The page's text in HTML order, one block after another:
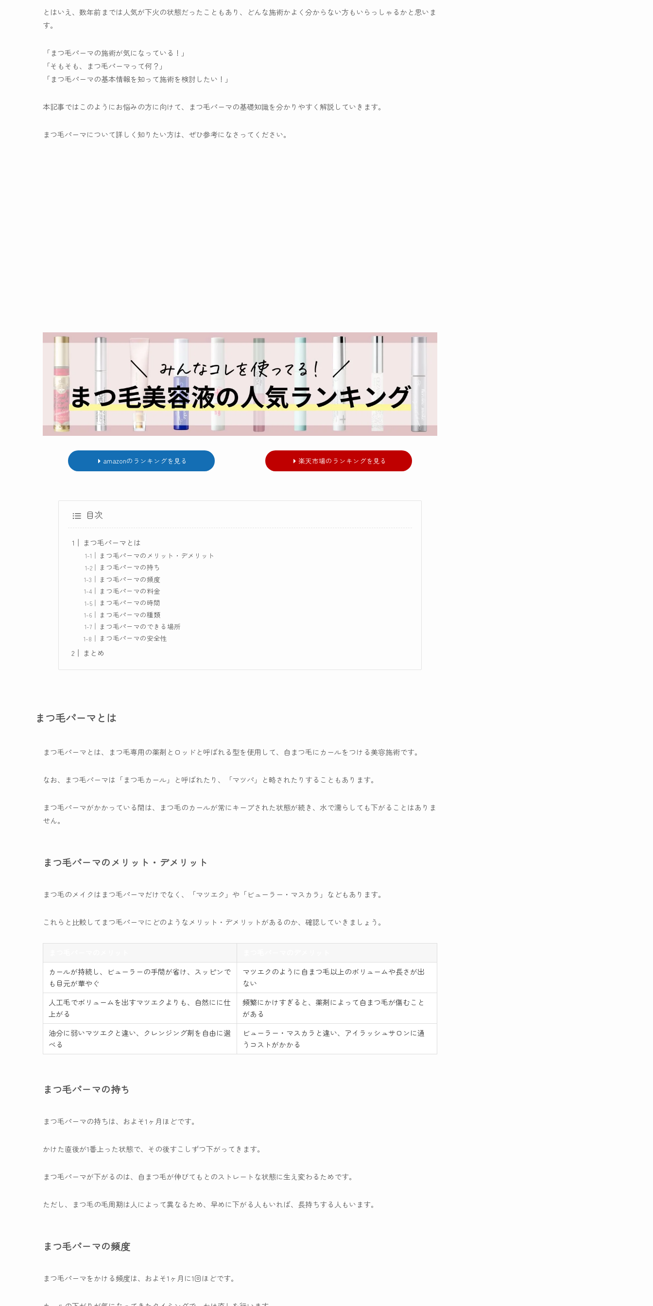
とはいえ、数年前までは人気が下火の状態だったこともあり、どんな施術かよく分からない方もいらっしゃるかと思いま
す。
「まつ毛パーマの施術が気になっている！」
「そもそも、まつ毛パーマって何？」
「まつ毛パーマの基本情報を知って施術を検討したい！」
本記事ではこのようにお悩みの方に向けて、まつ毛パーマの基礎知識を分かりやすく解説していきます。
まつ毛パーマについて詳しく知りたい方は、ぜひ参考になさってください。
amazonのランキングを見る 楽天市場のランキングを見る
目次
まつ毛パーマとは
まつ毛パーマのメリット・デメリット
まつ毛パーマの持ち
まつ毛パーマの頻度
まつ毛パーマの料金
まつ毛パーマの時間
まつ毛パーマの種類
まつ毛パーマのできる場所
まつ毛パーマの安全性
まとめ
まつ毛パーマとは
まつ毛パーマとは、まつ毛専用の薬剤とロッドと呼ばれる型を使用して、自まつ毛にカールをつける美容施術です。
なお、まつ毛パーマは「まつ毛カール」と呼ばれたり、「マツパ」と略されたりすることもあります。
まつ毛パーマがかかっている間は、まつ毛のカールが常にキープされた状態が続き、水で濡らしても下がることはありま
せん。
まつ毛パーマのメリット・デメリット
まつ毛のメイクはまつ毛パーマだけでなく、「マツエク」や「ビューラー・マスカラ」などもあります。
これらと比較してまつ毛パーマにどのようなメリット・デメリットがあるのか、確認していきましょう。
カールが持続し、ビューラーの手間が省け、スッピンで
も目元が華やぐ
マツエクのように自まつ毛以上のボリュームや長さが出
ない
人工毛でボリュームを出すマツエクよりも、自然にに仕
上がる
頻繁にかけすぎると、薬剤によって自まつ毛が傷むこと
がある
油分に弱いマツエクと違い、クレンジング剤を自由に選
べる
ビューラー・マスカラと違い、アイラッシュサロンに通
うコストがかかる
まつ毛パーマの持ち
まつ毛パーマの持ちは、およそ1ヶ月ほどです。
かけた直後が1番上った状態で、その後すこしずつ下がってきます。
まつ毛パーマが下がるのは、自まつ毛が伸びてもとのストレートな状態に生え変わるためです。
ただし、まつ毛の毛周期は人によって異なるため、早めに下がる人もいれば、長持ちする人もいます。
まつ毛パーマの頻度
まつ毛パーマをかける頻度は、およそ1ヶ月に1回ほどです。